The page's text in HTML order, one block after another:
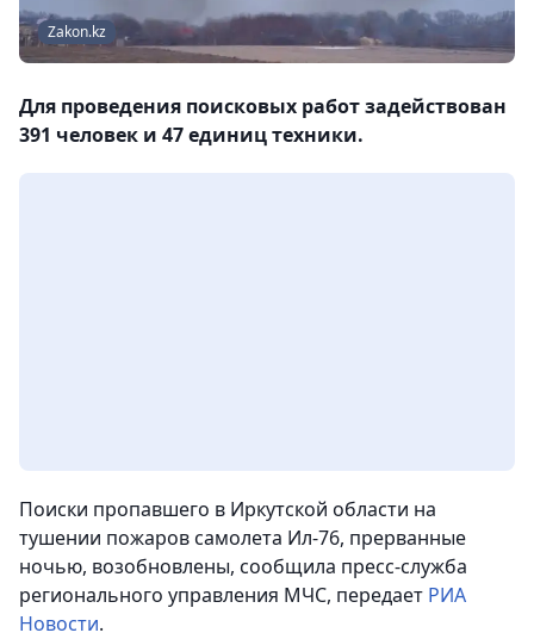
Zakon.kz
Для проведения поисковых работ задействован
391 человек и 47 единиц техники.
Поиски пропавшего в Иркутской области на
тушении пожаров самолета Ил-76, прерванные
ночью, возобновлены, сообщила пресс-служба
регионального управления МЧС, передает РИА
Новости.